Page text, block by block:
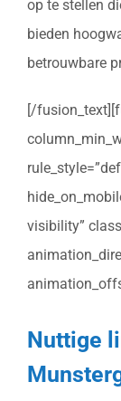
op te stellen
bieden
betrouwbare
[/
visibility”
Nuttige